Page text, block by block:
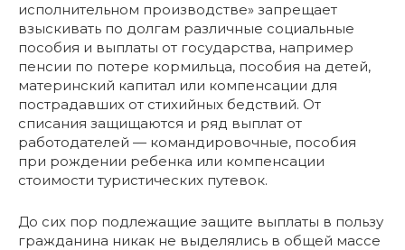
исполнительном производстве» запрещает
взыскивать по долгам различные социальные
пособия и выплаты от государства, например
пенсии по потере кормильца, пособия на детей,
материнский капитал или компенсации для
пострадавших от стихийных бедствий. От
списания защищаются и ряд выплат от
работодателей — командировочные, пособия
при рождении ребенка или компенсации
стоимости туристических путевок.
До сих пор подлежащие защите выплаты в пользу
гражданина никак не выделялись в общей массе